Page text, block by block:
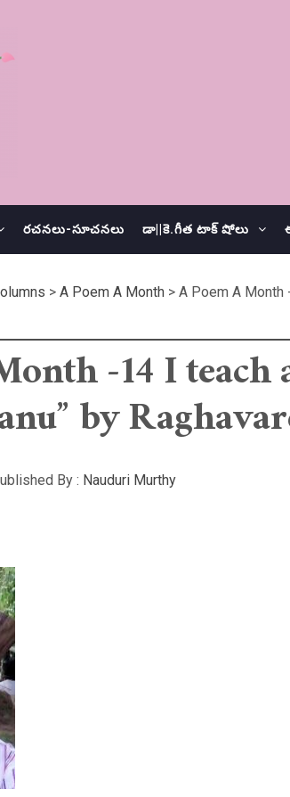
రచనలు-సూచనలు డా||కె.గీత టాక్ షోలు
> A Poem A Month > A Poem A Month
-14 I
by
By : Nauduri Murthy